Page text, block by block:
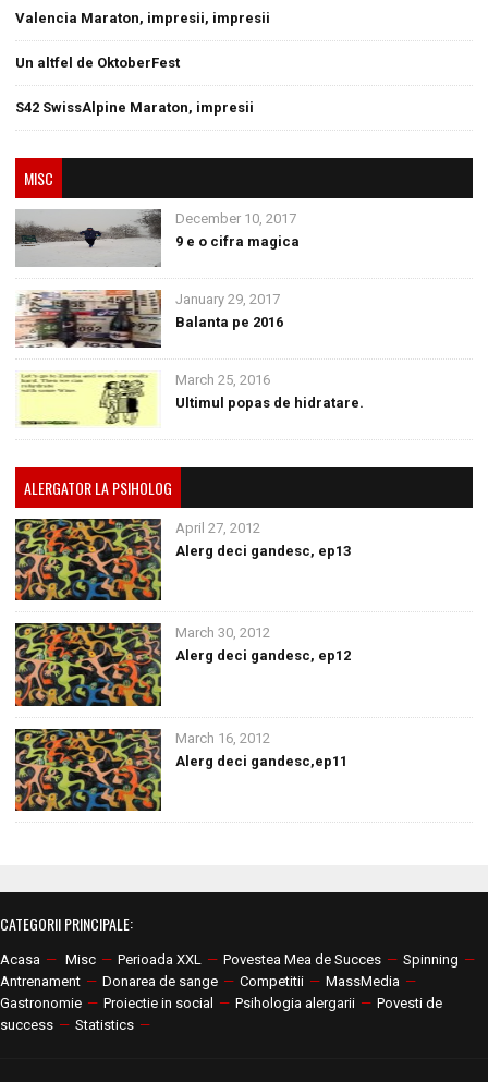
Valencia Maraton, impresii, impresii
Un altfel de OktoberFest
S42 SwissAlpine Maraton, impresii
MISC
December 10, 2017
9 e o cifra magica
January 29, 2017
Balanta pe 2016
March 25, 2016
Ultimul popas de hidratare.
ALERGATOR LA PSIHOLOG
April 27, 2012
Alerg deci gandesc, ep13
March 30, 2012
Alerg deci gandesc, ep12
March 16, 2012
Alerg deci gandesc,ep11
CATEGORII PRINCIPALE:
Acasa — Misc — Perioada XXL — Povestea Mea de Succes — Spinning —
Antrenament — Donarea de sange — Competitii — MassMedia —
Gastronomie — Proiectie in social — Psihologia alergarii — Povesti de
success — Statistics —